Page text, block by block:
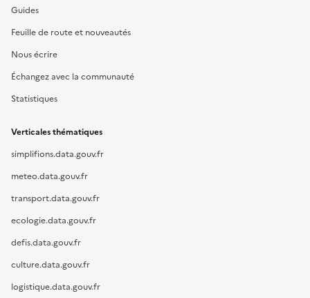
Guides
Feuille de route et nouveautés
Nous écrire
Échangez avec la communauté
Statistiques
Verticales thématiques
simplifions.data.gouv.fr
meteo.data.gouv.fr
transport.data.gouv.fr
ecologie.data.gouv.fr
defis.data.gouv.fr
culture.data.gouv.fr
logistique.data.gouv.fr